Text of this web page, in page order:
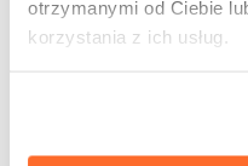
otrzymanymi od Ciebie
korzystania z ich usług.